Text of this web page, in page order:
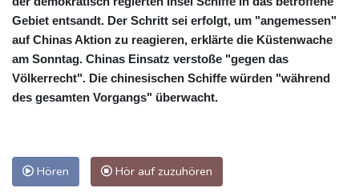
Gebiet entsandt. Der Schritt sei erfolgt, um "angemessen"
auf Chinas Aktion zu reagieren, erklärte die Küstenwache
am Sonntag. Chinas Einsatz verstoße "gegen das
Völkerrecht". Die chinesischen Schiffe würden "während
des gesamten Vorgangs" überwacht.
Hören Hör auf zuzuhören